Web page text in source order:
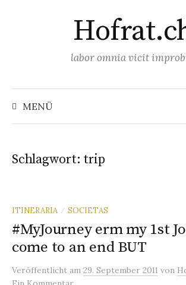
labor omnia vicit
MENÜ
Schlagwort: trip
ITINERARIA / SOCIETAS
#MyJourney erm my 1st
come to an end BUT
Veröffentlicht am 29. September 2011 von